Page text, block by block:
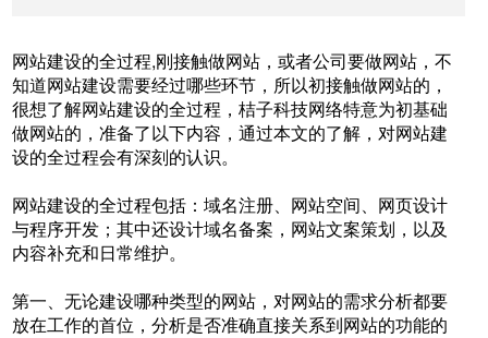
网站建设的全过程,刚接触做网站，或者公司要做网站，不
知道网站建设需要经过哪些环节，所以初接触做网站的，
很想了解网站建设的全过程，桔子科技网络特意为初基础
做网站的，准备了以下内容，通过本文的了解，对网站建
设的全过程会有深刻的认识。
网站建设的全过程包括：域名注册、网站空间、网页设计
与程序开发；其中还设计域名备案，网站文案策划，以及
内容补充和日常维护。
第一、无论建设哪种类型的网站，对网站的需求分析都要
放在工作的首位，分析是否准确直接关系到网站的功能的